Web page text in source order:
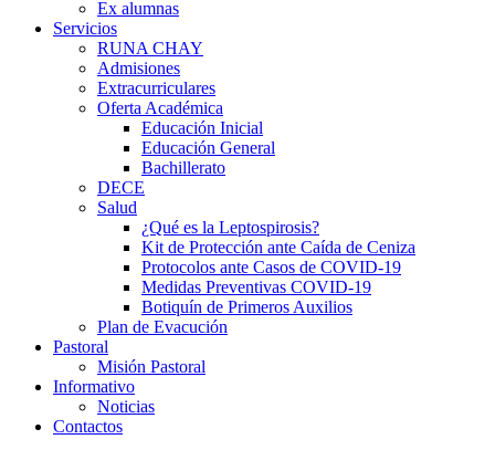
Ex alumnas
Servicios
RUNA CHAY
Admisiones
Extracurriculares
Oferta Académica
Educación Inicial
Educación General
Bachillerato
DECE
Salud
¿Qué es la Leptospirosis?
Kit de Protección ante Caída de Ceniza
Protocolos ante Casos de COVID-19
Medidas Preventivas COVID-19
Botiquín de Primeros Auxilios
Plan de Evacución
Pastoral
Misión Pastoral
Informativo
Noticias
Contactos